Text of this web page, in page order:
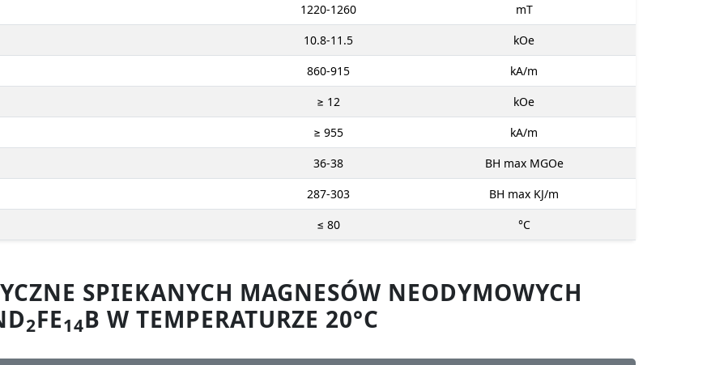
1220-1260
mT
10.8-11.5
kOe
860-915
kA/m
≥ 12
kOe
≥ 955
kA/m
36-38
BH max MGOe
287-303
BH max KJ/m
≤ 80 °C
SPIEKANYCH MAGNESÓW NEODYMOWYCH
2FE14B W TEMPERATURZE 20°C